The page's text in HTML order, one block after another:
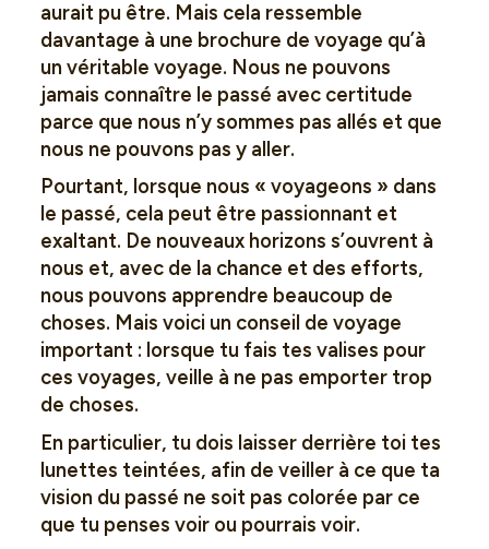
aurait pu être. Mais cela ressemble
davantage à une brochure de voyage qu’à
un véritable voyage. Nous ne pouvons
jamais connaître le passé avec certitude
parce que nous n’y sommes pas allés et que
nous ne pouvons pas y aller.
Pourtant, lorsque nous « voyageons » dans
le passé, cela peut être passionnant et
exaltant. De nouveaux horizons s’ouvrent à
nous et, avec de la chance et des efforts,
nous pouvons apprendre beaucoup de
choses. Mais voici un conseil de voyage
important : lorsque tu fais tes valises pour
ces voyages, veille à ne pas emporter trop
de choses.
En particulier, tu dois laisser derrière toi tes
lunettes teintées, afin de veiller à ce que ta
vision du passé ne soit pas colorée par ce
que tu penses voir ou pourrais voir.